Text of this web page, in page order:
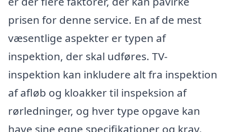
prisen for denne service. En af de mest
væsentlige aspekter er typen af
inspektion, der skal udføres. TV-
inspektion kan inkludere alt fra inspektion
af afløb og kloakker til inspeksion af
rørledninger, og hver type opgave kan
have sine egne specifikationer og krav.